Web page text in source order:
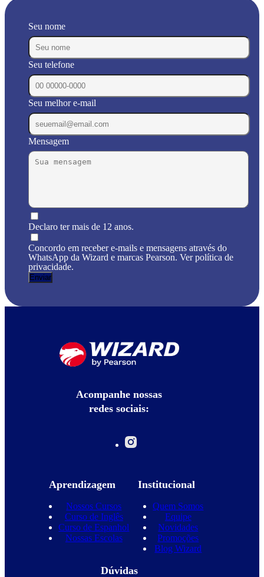
Seu nome
Seu telefone
Seu melhor e-mail
Mensagem
Declaro ter mais de 12 anos.
Concordo em receber e-mails e mensagens através do
WhatsApp da Wizard e marcas Pearson. Ver política de
privacidade.
Acompanhe nossas
redes sociais:
Aprendizagem
Nossos Cursos
Curso de Inglês
Curso de Espanhol
Nossas Escolas
Institucional
Quem Somos
Equipe
Novidades
Promoções
Blog Wizard
Dúvidas